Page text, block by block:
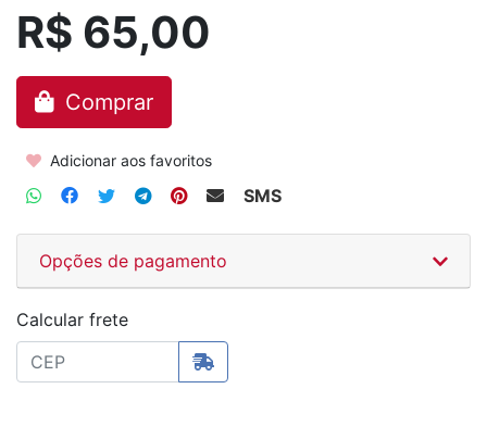
R$ 65,00
Comprar
Adicionar aos favoritos
SMS
Opções de pagamento
Calcular frete